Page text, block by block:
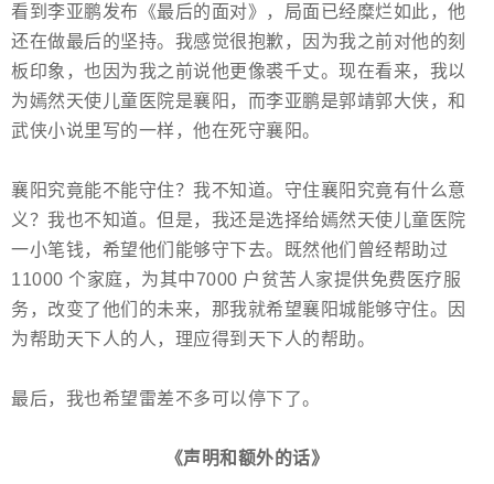
看到李亚鹏发布《最后的面对》，局面已经糜烂如此，他
还在做最后的坚持。我感觉很抱歉，因为我之前对他的刻
板印象，也因为我之前说他更像裘千丈。现在看来，我以
为嫣然天使儿童医院是襄阳，而李亚鹏是郭靖郭大侠，和
武侠小说里写的一样，他在死守襄阳。
襄阳究竟能不能守住？我不知道。守住襄阳究竟有什么意
义？我也不知道。但是，我还是选择给嫣然天使儿童医院
一小笔钱，希望他们能够守下去。既然他们曾经帮助过
11000 个家庭，为其中7000 户贫苦人家提供免费医疗服
务，改变了他们的未来，那我就希望襄阳城能够守住。因
为帮助天下人的人，理应得到天下人的帮助。
最后，我也希望雷差不多可以停下了。
《声明和额外的话》